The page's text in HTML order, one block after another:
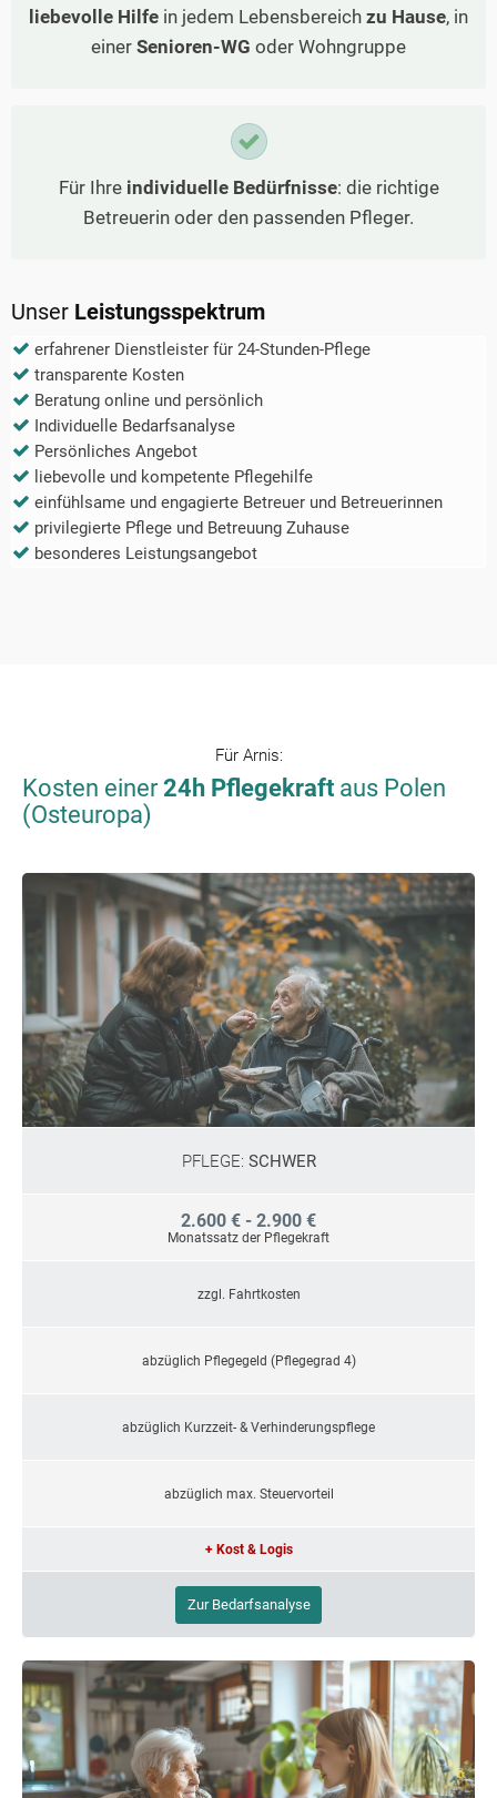
liebevolle Hilfe in jedem Lebensbereich zu Hause, in
einer Senioren-WG oder Wohngruppe
Für Ihre individuelle Bedürfnisse: die richtige
Betreuerin oder den passenden Pfleger.
Unser Leistungsspektrum
erfahrener Dienstleister für 24-Stunden-Pflege
transparente Kosten
Beratung online und persönlich
Individuelle Bedarfsanalyse
Persönliches Angebot
liebevolle und kompetente Pflegehilfe
einfühlsame und engagierte Betreuer und Betreuerinnen
privilegierte Pflege und Betreuung Zuhause
besonderes Leistungsangebot
Für Arnis:
Kosten einer24h Pflegekraft aus Polen
(Osteuropa)
PFLEGE: SCHWER
2.600 € - 2.900 €
Monatssatz der Pflegekraft
zzgl. Fahrtkosten
abzüglich Pflegegeld (Pflegegrad 4)
abzüglich Kurzzeit- & Verhinderungspflege
abzüglich max. Steuervorteil
+ Kost & Logis
Zur Bedarfsanalyse